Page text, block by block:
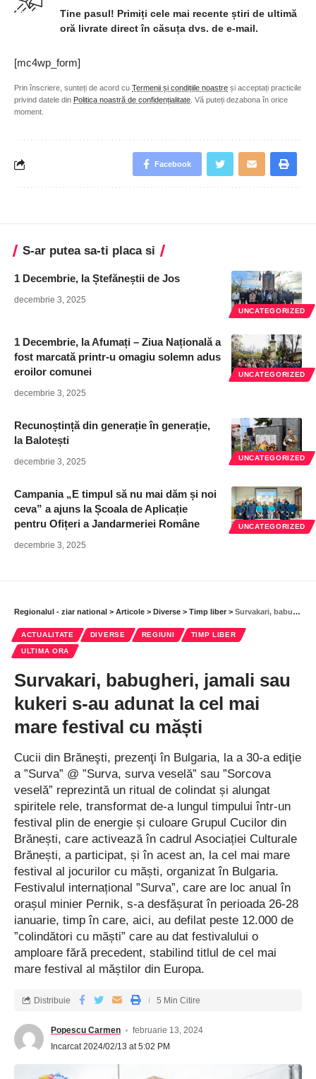
Tine pasul! Primiți cele mai recente știri de ultimă
oră livrate direct în căsuța dvs. de e-mail.
[mc4wp_form]
Prin înscriere, sunteți de acord cu Termenii și condițiile noastre și acceptați practicile
privind datele din Politica noastră de confidențialitate . Vă puteți dezabona în orice
moment.
Facebook
S-ar putea sa-ti placa si
UNCATEGORIZED
1 Decembrie, la Ștefăneștii de Jos
decembrie 3, 2025
UNCATEGORIZED
1 Decembrie, la Afumați – Ziua Națională a
fost marcată printr-u omagiu solemn adus
eroilor comunei
decembrie 3, 2025
UNCATEGORIZED
Recunoștință din generație în generație,
la Balotești
decembrie 3, 2025
UNCATEGORIZED
Campania „E timpul să nu mai dăm și noi
ceva” a ajuns la Școala de Aplicație
pentru Ofițeri a Jandarmeriei Române
decembrie 3, 2025
Regionalul - ziar national > Articole > Diverse > Timp liber > Survakari, babugheri, jamali sau kukeri s-au adunat la cel mai mare festival cu măști
ACTUALITATE DIVERSE REGIUNI TIMP LIBER
ULTIMA ORA
Survakari, babugheri, jamali sau
kukeri s-au adunat la cel mai
mare festival cu măști
Cucii din Brăneşti, prezenţi în Bulgaria, la a 30-a ediţie
a ”Surva” @ ”Surva, surva veselă” sau ”Sorcova
veselă” reprezintă un ritual de colindat și alungat
spiritele rele, transformat de-a lungul timpului într-un
festival plin de energie și culoare Grupul Cucilor din
Brănești, care activează în cadrul Asociației Culturale
Brănești, a participat, și în acest an, la cel mai mare
festival al jocurilor cu măști, organizat în Bulgaria.
Festivalul internațional ”Surva”, care are loc anual în
orașul minier Pernik, s-a desfășurat în perioada 26-28
ianuarie, timp în care, aici, au defilat peste 12.000 de
”colindători cu măști” care au dat festivalului o
amploare fără precedent, stabilind titlul de cel mai
mare festival al măștilor din Europa.
Popescu Carmen
februarie 13, 2024
Incarcat 2024/02/13 at 5:02 PM
Distribuie 5 Min Citire